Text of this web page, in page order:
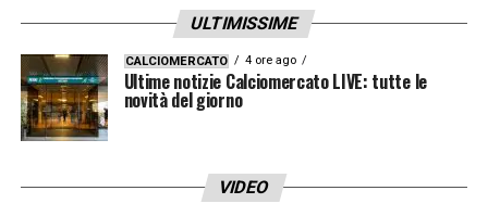
Algeria, Svizzera, Colombia e Ghana
percorso che, salvo sorprese, potrebbe
spianare la via fino alle semifinali.
LA PLAYLIST DELLE NOSTRE TOP NEWS
ULTIMISSIME
CALCIOMERCATO 4 ore ago
Ultime notizie Calciomercato LIVE: tutte le
novità del giorno
VIDEO